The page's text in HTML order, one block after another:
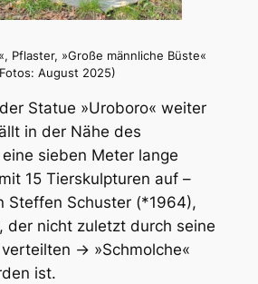
Pflaster, »Große männliche Büste«
August 2025)
Statue »Uroboro« weiter
in der Nähe des
sieben Meter lange
15 Tierskulpturen auf –
Steffen Schuster (*1964),
der nicht zuletzt durch seine
→ »Schmolche«
ist.